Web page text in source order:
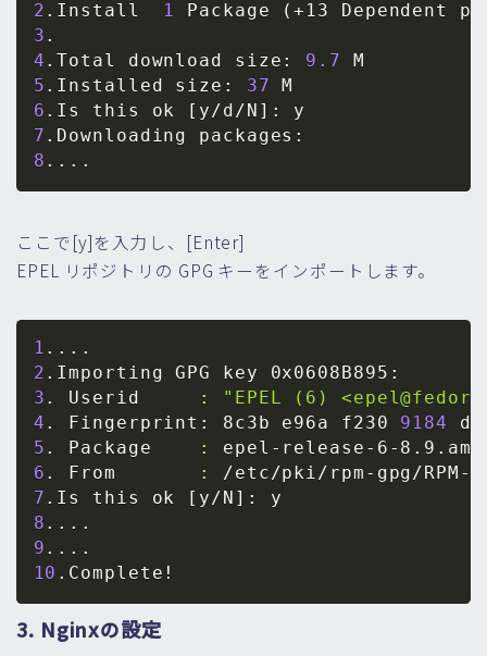
2 .Install 1 Package (+13 Dependent
3
4 .Total download size: 9.7
5 .Installed size: 37
6 .Is this ok [ y/d/N ]
7
8 .. ..
ここで[y]を入力し、[Enter]
EPEL リポジトリの GPG キーをインポートします。
1 .. ..
2
3 . Userid :
"EPEL (6)
4 . Fingerprint: 8c3b e96a f230 9184
5 . Package :
epel-release-6-
6 . From
:
7 .Is this ok [ y/N ]
8 .. ..
9 .. ..
10 .Complete !
3. Nginxの設定